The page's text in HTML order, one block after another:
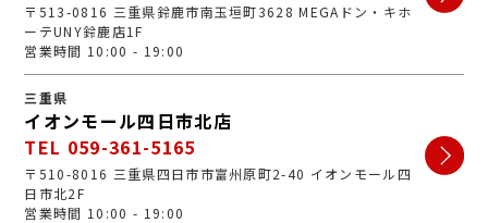
〒513-0816 三重県鈴鹿市南玉垣町3628 MEGAドン・キホ
ーテUNY鈴鹿店1F
営業時間 10:00 - 19:00
三重県
イオンモール四日市北店
TEL 059-361-5165
〒510-8016 三重県四日市市富州原町2-40 イオンモール四
日市北2F
営業時間 10:00 - 19:00